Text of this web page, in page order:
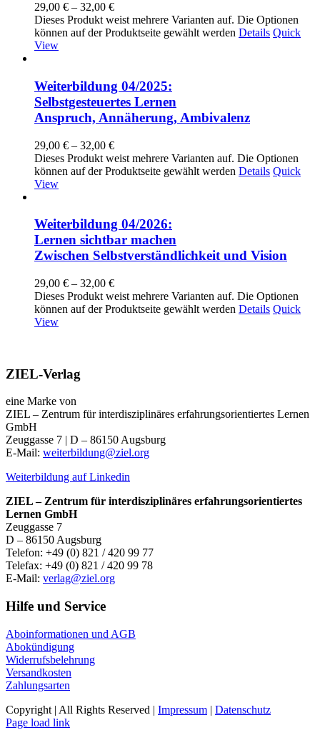
29,00 € – 32,00 €
Dieses Produkt weist mehrere Varianten auf. Die Optionen
können auf der Produktseite gewählt werden Details Quick
View
Weiterbildung 04/2025:
Selbstgesteuertes Lernen
Anspruch, Annäherung, Ambivalenz
29,00 € – 32,00 €
Dieses Produkt weist mehrere Varianten auf. Die Optionen
können auf der Produktseite gewählt werden Details Quick
View
Weiterbildung 04/2026:
Lernen sichtbar machen
Zwischen Selbstverständlichkeit und Vision
29,00 € – 32,00 €
Dieses Produkt weist mehrere Varianten auf. Die Optionen
können auf der Produktseite gewählt werden Details Quick
View
ZIEL-Verlag
eine Marke von
ZIEL – Zentrum für interdisziplinäres erfahrungsorientiertes Lernen
GmbH
Zeuggasse 7 | D – 86150 Augsburg
E-Mail: weiterbildung@ziel.org
Weiterbildung auf Linkedin
ZIEL – Zentrum für interdisziplinäres erfahrungsorientiertes
Lernen GmbH
Zeuggasse 7
D – 86150 Augsburg
Telefon: +49 (0) 821 / 420 99 77
Telefax: +49 (0) 821 / 420 99 78
E-Mail: verlag@ziel.org
Hilfe und Service
Aboinformationen und AGB
Abokündigung
Widerrufsbelehrung
Versandkosten
Zahlungsarten
Copyright | All Rights Reserved | Impressum | Datenschutz
Page load link